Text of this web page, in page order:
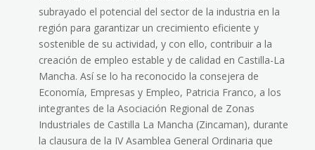
subrayado el potencial del sector de la industria en la
región para garantizar un crecimiento eficiente y
sostenible de su actividad, y con ello, contribuir a la
creación de empleo estable y de calidad en Castilla-La
Mancha. Así se lo ha reconocido la consejera de
Economía, Empresas y Empleo, Patricia Franco, a los
integrantes de la Asociación Regional de Zonas
Industriales de Castilla La Mancha (Zincaman), durante
la clausura de la IV Asamblea General Ordinaria que